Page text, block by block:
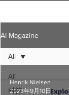
AI Magazine
All
科技
All
Henrik Nielsen
2023年9月10日